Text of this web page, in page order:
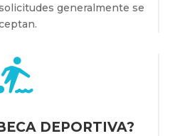
generalmente se
DEPORTIVA?